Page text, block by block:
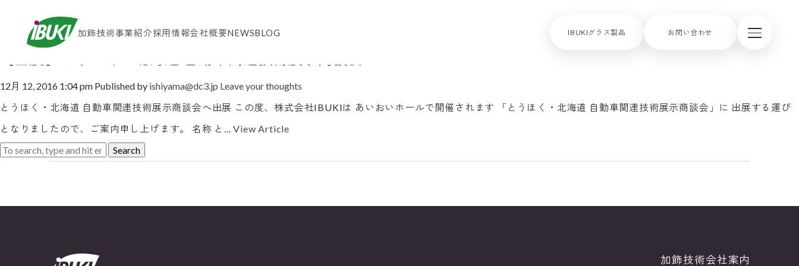
加飾技術事業紹介採用情報会社概要NEWSBLOG IBUKIグラス製品 お問い合わせ
Tag Archive: とうほく・北海道
12月 12, 2016 1:04 pm Published by ishiyama@dc3.jp Leave your thoughts
とうほく・北海道 自動車関連技術展示商談会へ出展 この度、株式会社IBUKIは あいおいホールで開催されます 「とうほく・北海道 自動車関連技術展示商談会」に 出展する運び
となりましたので、ご案内申し上げます。 名称 と...View Article
Search
加飾技術会社案内